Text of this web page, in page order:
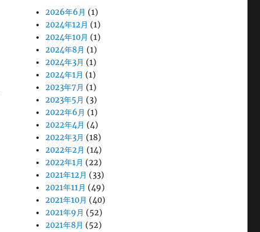
2026年6月 (1)
2024年12月 (1)
2024年10月 (1)
2024年8月 (1)
2024年3月 (1)
2024年1月 (1)
2023年7月 (1)
2023年5月 (3)
2022年6月 (1)
2022年4月 (4)
2022年3月 (18)
2022年2月 (14)
2022年1月 (22)
2021年12月 (33)
2021年11月 (49)
2021年10月 (40)
2021年9月 (52)
2021年8月 (52)